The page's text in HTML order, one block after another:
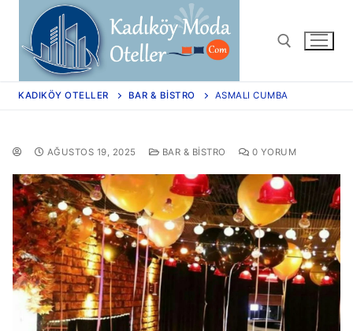
KADIKÖY OTELLER BAR & BISTRO ASMALI CUMBA
AĞUSTOS 19, 2025 BAR & BISTRO 0 YORUM